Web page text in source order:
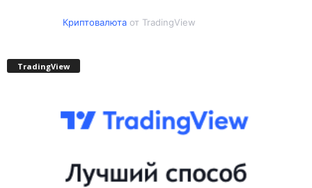
Криптовалютаот TradingView
TradingView